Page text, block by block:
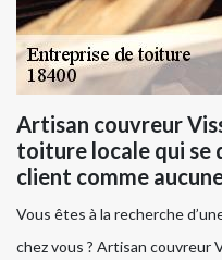
Artisan couvreur
toiture locale qui se
client comme
Vous êtes à la recherche
chez vous ? Artisan couvreur